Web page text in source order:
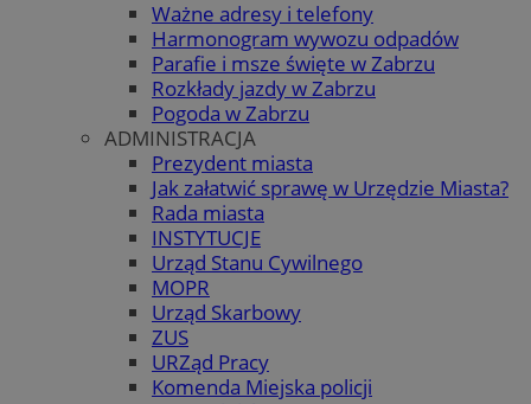
Ważne adresy i telefony
Harmonogram wywozu odpadów
Parafie i msze święte w Zabrzu
Rozkłady jazdy w Zabrzu
Pogoda w Zabrzu
ADMINISTRACJA
Prezydent miasta
Jak załatwić sprawę w Urzędzie Miasta?
Rada miasta
INSTYTUCJE
Urząd Stanu Cywilnego
MOPR
Urząd Skarbowy
ZUS
URZąd Pracy
Komenda Miejska policji